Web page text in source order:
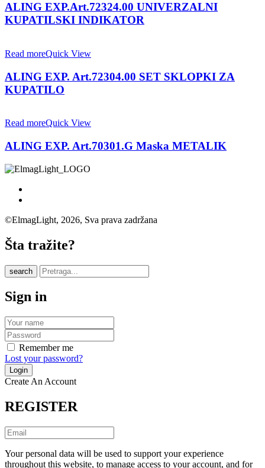
ALING EXP.Art.72324.00 UNIVERZALNI
KUPATILSKI INDIKATOR
Read moreQuick View
ALING EXP. Art.72304.00 SET SKLOPKI ZA
KUPATILO
Read moreQuick View
ALING EXP. Art.70301.G Maska METALIK
©ElmagLight, 2026, Sva prava zadržana
Šta tražite?
search
Sign in
Remember me
Lost your password?
Create An Account
REGISTER
Your personal data will be used to support your experience
throughout this website, to manage access to your account, and for